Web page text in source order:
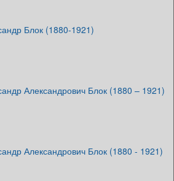
Блок (1880-1921)
Александрович Блок (1880 – 1921)
Александрович Блок (1880 - 1921)